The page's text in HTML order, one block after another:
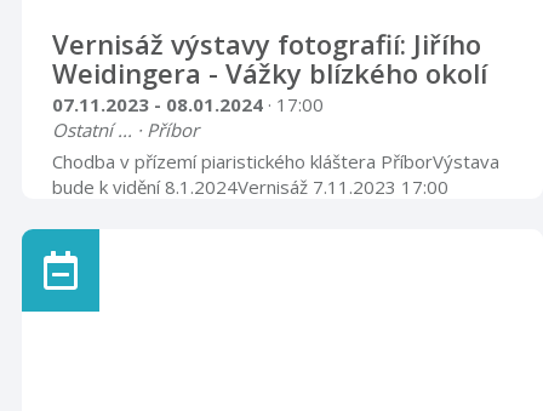
Vernisáž výstavy fotografií: Jiřího
Weidingera - Vážky blízkého okolí
07.11.2023 - 08.01.2024 · 17:00
Ostatní ... · Příbor
Chodba v přízemí piaristického kláštera PříborVýstava
bude k vidění 8.1.2024Vernisáž 7.11.2023 17:00